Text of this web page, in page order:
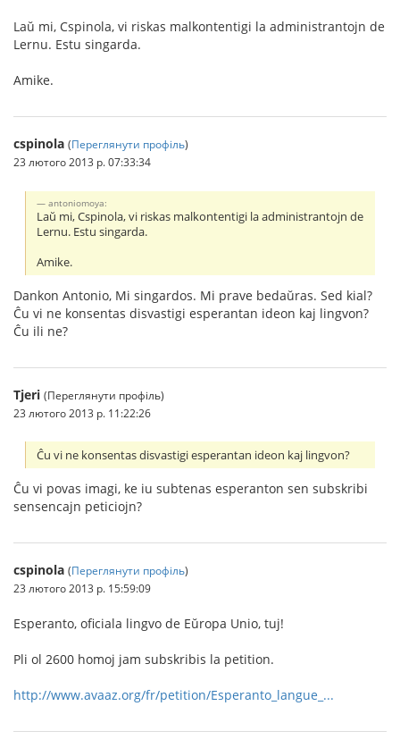
Laŭ mi, Cspinola, vi riskas malkontentigi la administrantojn de
Lernu. Estu singarda.
Amike.
cspinola (Переглянути профіль)
23 лютого 2013 р. 07:33:34
antoniomoya:
Laŭ mi, Cspinola, vi riskas malkontentigi la administrantojn de
Lernu. Estu singarda.
Amike.
Dankon Antonio, Mi singardos. Mi prave bedaŭras. Sed kial?
Ĉu vi ne konsentas disvastigi esperantan ideon kaj lingvon?
Ĉu ili ne?
Tjeri (Переглянути профіль)
23 лютого 2013 р. 11:22:26
Ĉu vi ne konsentas disvastigi esperantan ideon kaj lingvon?
Ĉu vi povas imagi, ke iu subtenas esperanton sen subskribi
sensencajn peticiojn?
cspinola (Переглянути профіль)
23 лютого 2013 р. 15:59:09
Esperanto, oficiala lingvo de Eŭropa Unio, tuj!
Pli ol 2600 homoj jam subskribis la petition.
http://www.avaaz.org/fr/petition/Esperanto_langue_...